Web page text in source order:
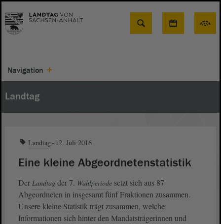
Suche
Navigation
Landtag
Landtag 12. Juli 2016
Eine kleine Abgeordnetenstatistik
Der Landtag der 7. Wahlperiode setzt sich aus 87
Abgeordneten in insgesamt fünf Fraktionen zusammen.
Unsere kleine Statistik trägt zusammen, welche
Informationen sich hinter den Mandatsträgerinnen und